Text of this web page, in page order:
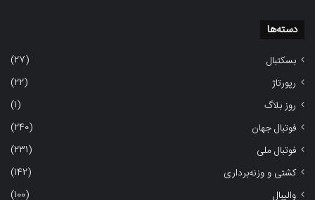
دسته‌ها
بسکتبال
(27)
رپورتاژ
(22)
روز بلاگ
(1)
فوتبال جهان
(240)
فوتبال ملی
(231)
کشتی و وزنه‌برداری
(142)
والیبال
(100)